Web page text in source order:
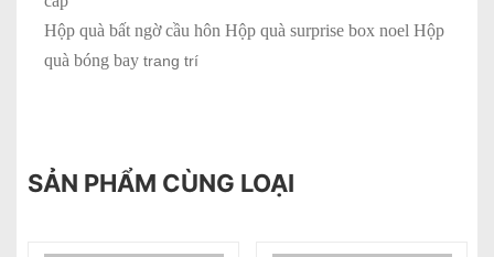
Hộp quà bất ngờ cầu hôn Hộp quà surprise box noel Hộp
quà bóng bay trang trí
SẢN PHẨM CÙNG LOẠI